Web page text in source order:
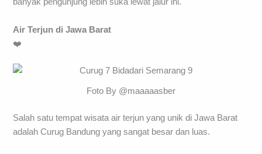
banyak pengunjung lebih suka lewat jalur ini.
Air Terjun di Jawa Barat
❤️
Foto By @maaaaasber
Salah satu tempat wisata air terjun yang unik di Jawa Barat
adalah Curug Bandung yang sangat besar dan luas.